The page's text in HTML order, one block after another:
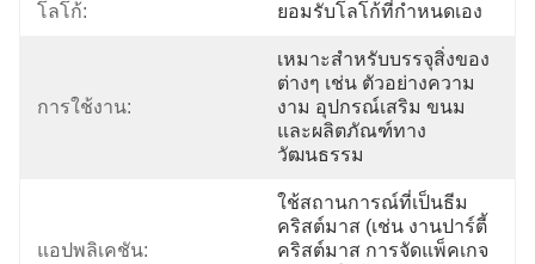
โลโก้: ยอมรับโลโก้ที่กำหนดเอง
การใช้งาน:
เหมาะสำหรับบรรจุสิ่งของ
ต่างๆ เช่น ตัวอย่างความ
งาม อุปกรณ์เสริม ขนม
และผลิตภัณฑ์ทาง
วัฒนธรรม
แอปพลิเคชัน:
ใช้สถานการณ์ที่เป็นธีม
คริสต์มาส (เช่น งานปาร์ตี้
คริสต์มาส การจัดแพ็คเกจ